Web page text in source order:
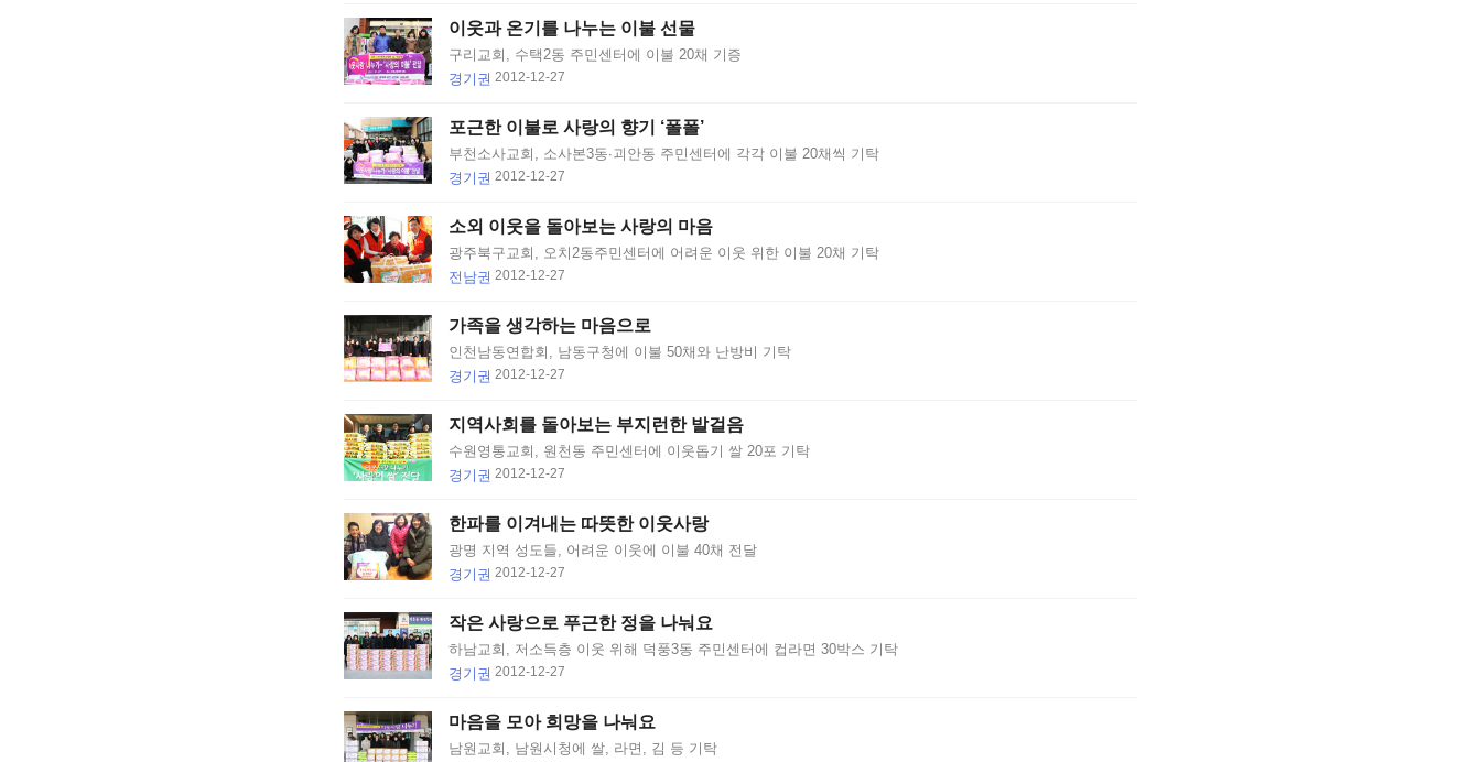
옙
占
쏙
옙
占
�
WORLD
MISSION
SOCIETY
CHURCH
OF
GOD
이웃과 온기를 나누는 이불 선물
구리교회, 수택2동 주민센터에 이불 20채 기증
경기권 2012-12-27
포근한 이불로 사랑의 향기 ‘폴폴’
부천소사교회, 소사본3동∙괴안동 주민센터에 각각 이불 20채씩 기탁
경기권 2012-12-27
소외 이웃을 돌아보는 사랑의 마음
광주북구교회, 오치2동주민센터에 어려운 이웃 위한 이불 20채 기탁
전남권 2012-12-27
가족을 생각하는 마음으로
인천남동연합회, 남동구청에 이불 50채와 난방비 기탁
경기권 2012-12-27
지역사회를 돌아보는 부지런한 발걸음
수원영통교회, 원천동 주민센터에 이웃돕기 쌀 20포 기탁
경기권 2012-12-27
한파를 이겨내는 따뜻한 이웃사랑
광명 지역 성도들, 어려운 이웃에 이불 40채 전달
경기권 2012-12-27
작은 사랑으로 푸근한 정을 나눠요
하남교회, 저소득층 이웃 위해 덕풍3동 주민센터에 컵라면 30박스 기탁
경기권 2012-12-27
마음을 모아 희망을 나눠요
남원교회, 남원시청에 쌀, 라면, 김 등 기탁